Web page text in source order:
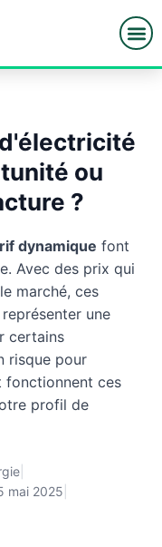
ou
?
dynamique font
Avec des prix qui
marché, ces
une
certains
risque pour
fonctionnent ces
profil de
mai 2025